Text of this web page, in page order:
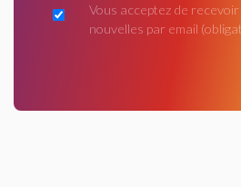
Vous acceptez de
nouvelles par email